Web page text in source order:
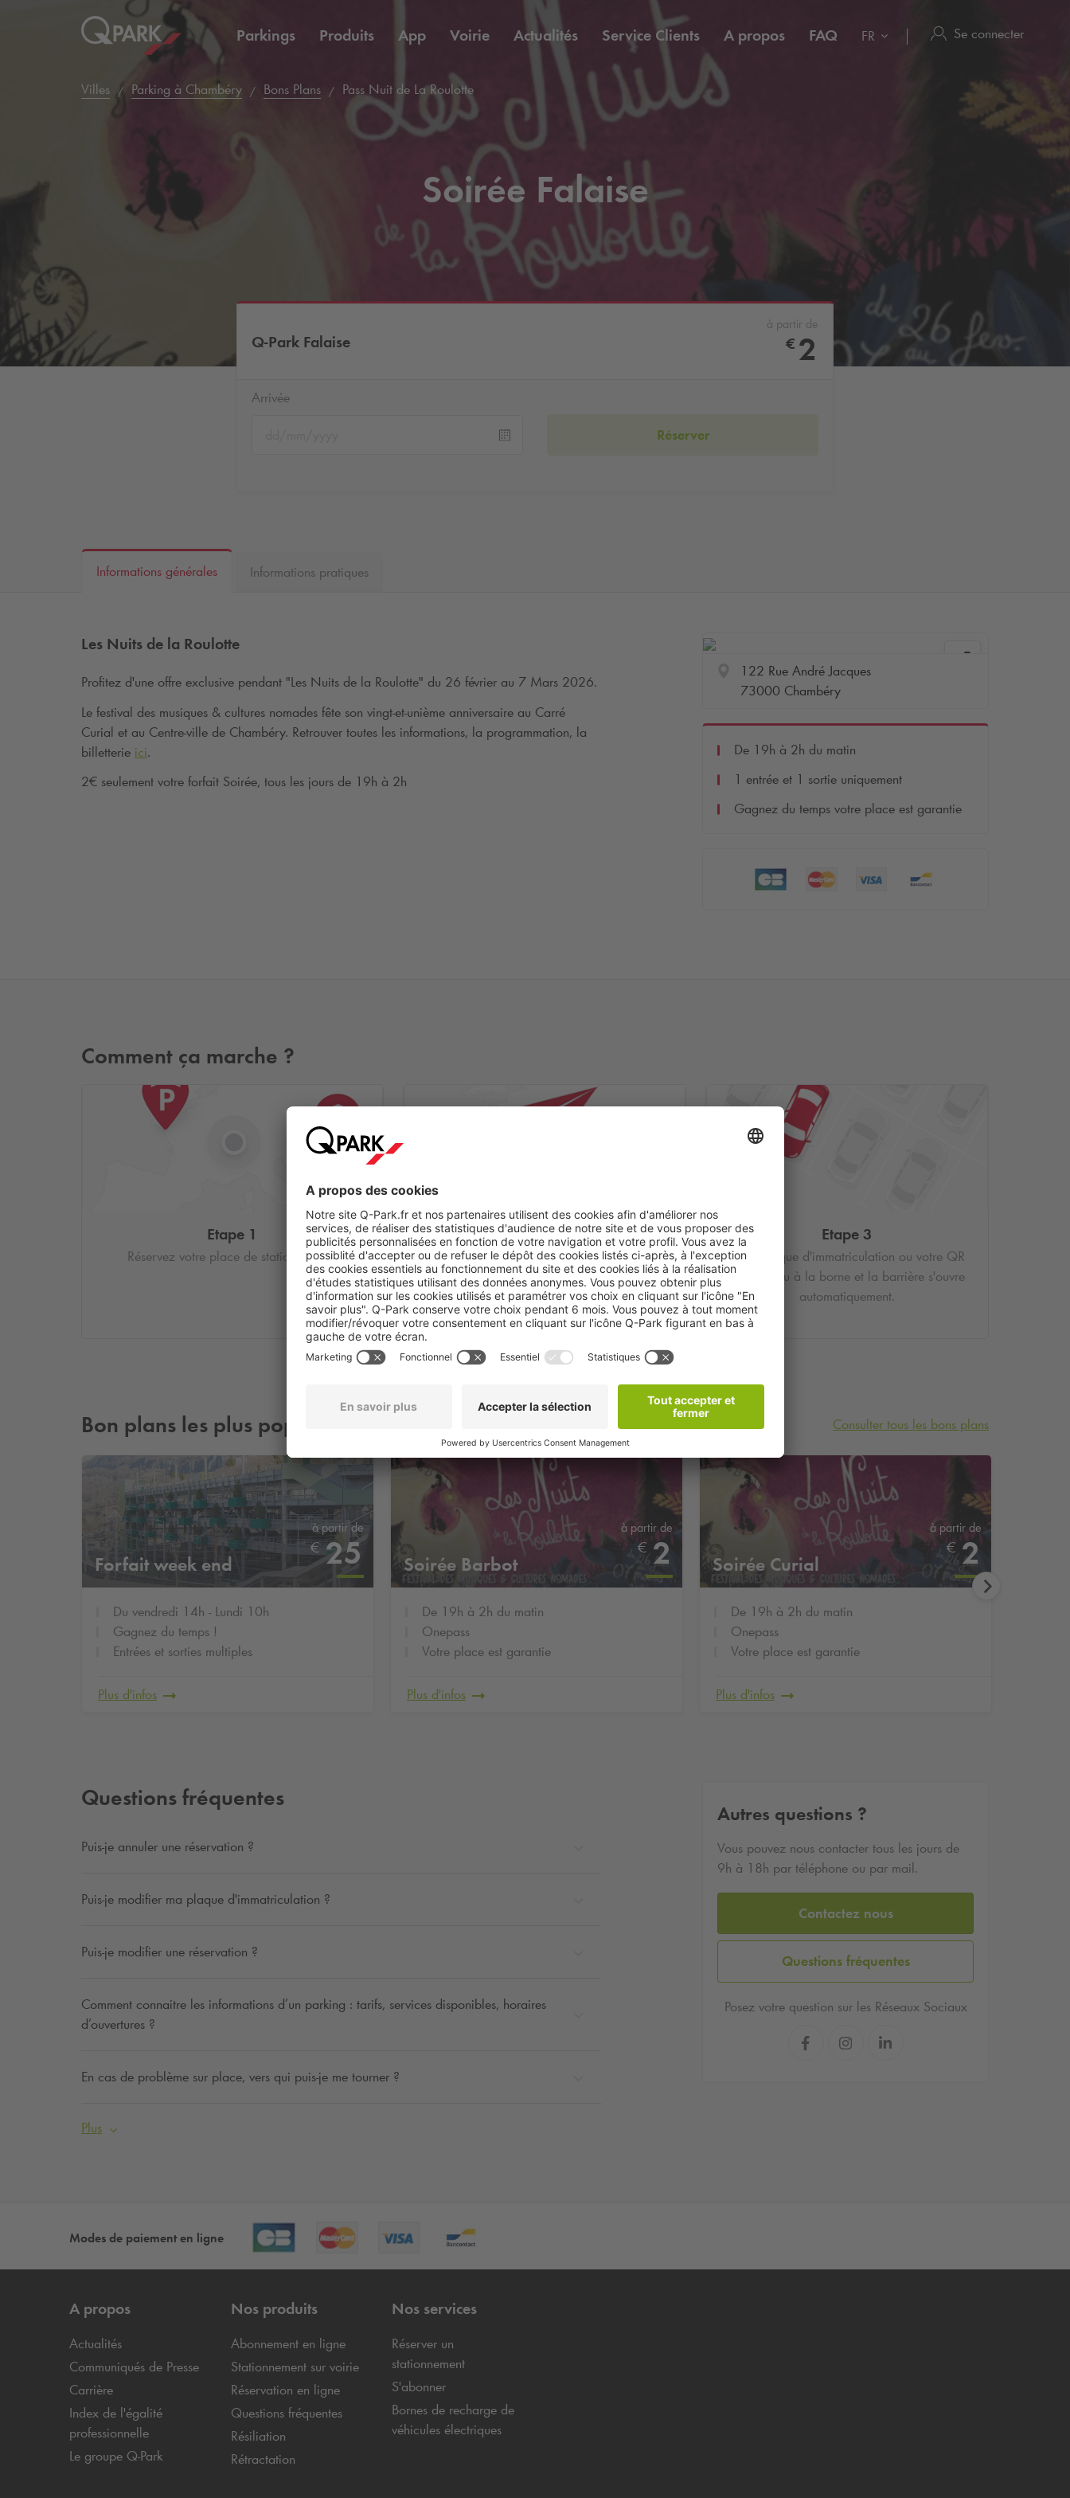
Parkings Produits App Voirie Actualités Service Clients A propos FAQ FR Se connecter
Villes Parking à Chambéry Bons Plans Pass Nuit de La Roulotte
Soirée Falaise
Q-Park Falaise
à partir de
€ 2
Arrivée
Réserver
Informations générales Informations pratiques
Les Nuits de la Roulotte
Profitez d'une offre exclusive pendant "Les Nuits de la Roulotte" du 26 février au 7 Mars 2026.
Le festival des musiques & cultures nomades fête son vingt-et-unième anniversaire au Carré
Curial et au Centre-ville de Chambéry. Retrouver toutes les informations, la programmation, la
billetterie ici.
2€ seulement votre forfait Soirée, tous les jours de 19h à 2h
122 Rue André Jacques
73000 Chambéry
De 19h à 2h du matin
1 entrée et 1 sortie uniquement
Gagnez du temps votre place est garantie
Comment ça marche ?
Etape 1
Réservez votre place de stationnement.
Etape 2
Vous recevrez un mail de confirmation dans les
minutes qui suivent.
Etape 3
Votre plaque d'immatriculation ou votre QR
Code est lu à la borne et la barrière s'ouvre
automatiquement.
Bon plans les plus populaires Consulter tous les bons plans
Forfait week end
à partir de
€ 25
Du vendredi 14h - Lundi 10h
Gagnez du temps !
Entrées et sorties multiples
Plus d'infos
Soirée Barbot
à partir de
€ 2
De 19h à 2h du matin
Onepass
Votre place est garantie
Plus d'infos
Soirée Curial
à partir de
€ 2
De 19h à 2h du matin
Onepass
Votre place est garantie
Plus d'infos
Questions fréquentes
Puis-je annuler une réservation ?
Puis-je modifier ma plaque d'immatriculation ?
Puis-je modifier une réservation ?
Comment connaitre les informations d’un parking : tarifs, services disponibles, horaires
d’ouvertures ?
En cas de problème sur place, vers qui puis-je me tourner ?
Plus
Autres questions ?
Vous pouvez nous contacter tous les jours de
9h à 18h par téléphone ou par mail.
Contactez nous
Questions fréquentes
Posez votre question sur les Réseaux Sociaux
Modes de paiement en ligne
A propos
Actualités
Communiqués de Presse
Carrière
Index de l'égalité
professionnelle
Le groupe Q-Park
Nos produits
Abonnement en ligne
Stationnement sur voirie
Réservation en ligne
Questions fréquentes
Résiliation
Rétractation
Nos services
Réserver un
stationnement
S'abonner
Bornes de recharge de
véhicules électriques